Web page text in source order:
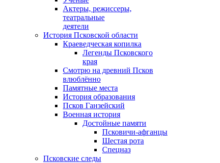
Актеры, режиссеры,
театральные
деятели
История Псковской области
Краеведческая копилка
Легенды Псковского
края
Смотрю на древний Псков
влюблённо
Памятные места
История образования
Псков Ганзейский
Военная история
Достойные памяти
Псковичи-афганцы
Шестая рота
Спецназ
Псковские следы